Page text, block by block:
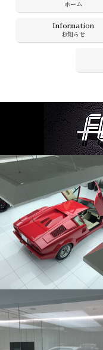
ホーム
Information
お知らせ